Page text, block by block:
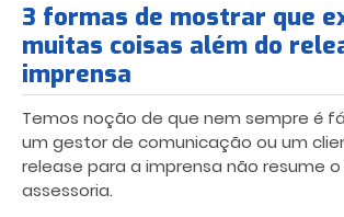
3 formas de mostrar que
muitas coisas além do
imprensa
Temos noção de que nem sempre é
um gestor de comunicação ou um
release para a imprensa não resume
assessoria.